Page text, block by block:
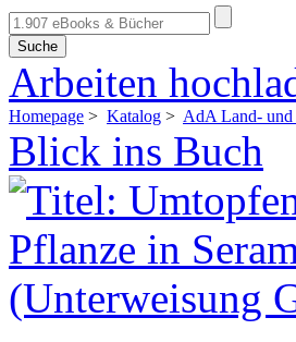
Suche
Arbeiten
Homepage > Katalog > AdA Land- und
Blick ins Buch